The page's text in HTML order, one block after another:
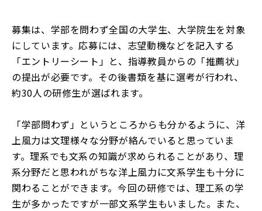
募集は、学部を問わず全国の大学生、大学院生を対象
にしています。応募には、志望動機などを記入する
「エントリーシート」と、指導教員からの「推薦状」
の提出が必要です。その後書類を基に選考が行われ、
約30人の研修生が選ばれます。
「学部問わず」というところからも分かるように、洋
上風力は文理様々な分野が絡んでいると思っていま
す。理系でも文系の知識が求められることがあり、理
系分野だと思われがちな洋上風力に文系学生も十分に
関わることができます。今回の研修では、理工系の学
生が多かったですが一部文系学生もいました。また、